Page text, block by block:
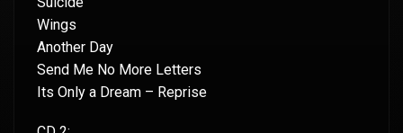
Wings
Another Day
Send Me No More Letters
Its Only a Dream – Reprise